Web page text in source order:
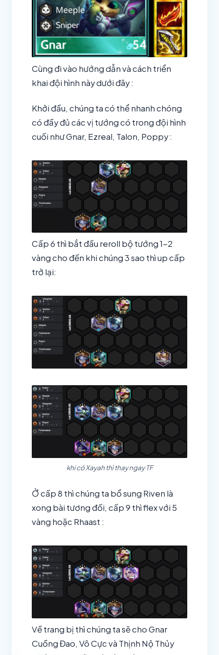
Cùng đi vào hướng dẫn và cách triển
khai đội hình này dưới đây :
Khởi đầu, chúng ta có thể nhanh chóng
có đầy đủ các vị tướng có trong đội hình
cuối như Gnar, Ezreal, Talon, Poppy :
Cấp 6 thì bắt đầu reroll bộ tướng 1-2
vàng cho đến khi chúng 3 sao thì up cấp
trở lại:
khi có Xayah thì thay ngay TF
Ở cấp 8 thì chúng ta bổ sung Riven là
xong bài tương đối, cấp 9 thì flex với 5
vàng hoặc Rhaast :
Về trang bị thì chúng ta sẽ cho Gnar
Cuồng Đao, Vô Cực và Thịnh Nộ Thủy